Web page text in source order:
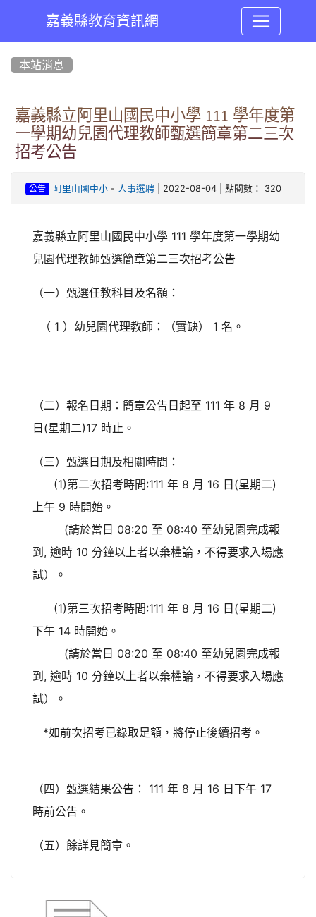
嘉義縣教育資訊網
本站消息
嘉義縣立阿里山國民中小學 111 學年度第
一學期幼兒園代理教師甄選簡章第二三次
招考公告
公告 阿里山國中小- 人事選聘| 2022-08-04 | 點閱數： 320
嘉義縣立阿里山國民中小學 111 學年度第一學期幼
兒園代理教師甄選簡章第二三次招考公告
（一）甄選任教科目及名額：
（ 1 ）幼兒園代理教師：（實缺） 1 名。
（二）報名日期：簡章公告日起至 111 年 8 月 9
日(星期二)17 時止。
（三）甄選日期及相關時間：
(1)第二次招考時間:111 年 8 月 16 日(星期二)
上午 9 時開始。
(請於當日 08:20 至 08:40 至幼兒園完成報
到, 逾時 10 分鐘以上者以棄權論，不得要求入場應
試）。
(1)第三次招考時間:111 年 8 月 16 日(星期二)
下午 14 時開始。
(請於當日 08:20 至 08:40 至幼兒園完成報
到, 逾時 10 分鐘以上者以棄權論，不得要求入場應
試）。
*如前次招考已錄取足額，將停止後續招考。
（四）甄選結果公告： 111 年 8 月 16 日下午 17
時前公告。
（五）餘詳見簡章。